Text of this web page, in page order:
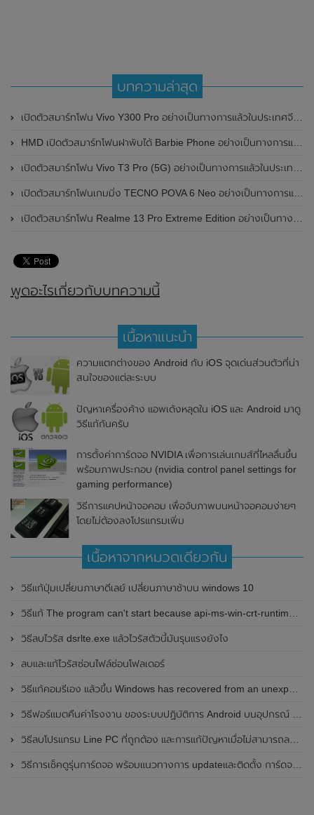
บทความล่าสุด
เปิดตัวสมาร์ทโฟน Vivo Y300 Pro อย่างเป็นทางการแล้วในประเทศจีน มาพร้อมดีไซน์พรีเมี่ยม ทนทาน และแบตเตอรี่สุดอึดขนาดใหญ่ 6,500mAh พร้อมรองรับการชาร์จไว 80W
HMD เปิดตัวสมาร์ทโฟนฝาพับได้ Barbie Phone อย่างเป็นทางการแล้ว มาพร้อมธีมสีชมพูสดใส
เปิดตัวสมาร์ทโฟน Vivo T3 Pro (5G) อย่างเป็นทางการแล้วในประเทศอินเดีย
เปิดตัวสมาร์ทโฟนเกมมิ่ง TECNO POVA 6 Neo อย่างเป็นทางการแล้วในประเทศไทย ในราคา 8,499 บาท
เปิดตัวสมาร์ทโฟน Realme 13 Pro Extreme Edition อย่างเป็นทางการแล้วในประเทศจีน
พูดอะไรเกี่ยวกับบทความนี้
เนื้อหาแนะนำ
ความแตกต่างของ Android กับ iOS จุดเด่นส่วนตัวที่น่า
สนใจของแต่ละระบบ
ปัญหาเครื่องค้าง แอพเด้งหลุดใน iOS และ Android มาดู
วิธีแก้กันครับ
การตั้งค่าการ์ดจอ NVIDIA เพื่อการเล่นเกมส์ที่ไหลลื่นขึ้น
พร้อมภาพประกอบ (nvidia control panel settings for
gaming performance)
วิธีการแคปหน้าจอคอม เพื่อจับภาพบนหน้าจอคอมง่ายๆ
โดยไม่ต้องลงโปรแกรมเพิ่ม
เนื้อหาจากหมวดเดียวกัน
วิธีแก้ปุ่มเปลี่ยนภาษาดีเลย์ เปลี่ยนภาษาช้าบน windows 10
วิธีแก้ The program can't start because api-ms-win-crt-runtime-l1-1-0.dll is missing
วิธีลบไวรัส dsrlte.exe แล้วไวรัสตัวนี้มันรุนแรงยังไง
ลบและแก้ไวรัสซ่อนไฟล์ซ่อนโฟลเดอร์
วิธีแก้คอมรีเอง แล้วขึ้น Windows has recovered from an unexpected shutdown
วิธีฟอร์แมตคืนค่าโรงงาน ของระบบปฏิบัติการ Android บนอุปกรณ์ Samsung Galaxy
วิธีลบโปรแกรม Line PC ที่ถูกต้อง และการแก้ปัญหาเมื่อไม่สามารถลบโปรแกรมไลน์ได้
วิธีการเช็คดูรุ่นการ์ดจอ พร้อมแนวทางการ updateและติดตั้ง การ์ดจอ NVIDIA